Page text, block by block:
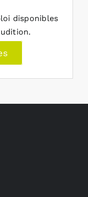
disponibles